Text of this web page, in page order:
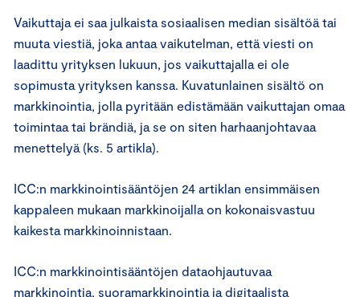
Vaikuttaja ei saa julkaista sosiaalisen median sisältöä tai
muuta viestiä, joka antaa vaikutelman, että viesti on
laadittu yrityksen lukuun, jos vaikuttajalla ei ole
sopimusta yrityksen kanssa. Kuvatunlainen sisältö on
markkinointia, jolla pyritään edistämään vaikuttajan omaa
toimintaa tai brändiä, ja se on siten harhaanjohtavaa
menettelyä (ks. 5 artikla).
ICC:n markkinointisääntöjen 24 artiklan ensimmäisen
kappaleen mukaan markkinoijalla on kokonaisvastuu
kaikesta markkinoinnistaan.
ICC:n markkinointisääntöjen dataohjautuvaa
markkinointia, suoramarkkinointia ja digitaalista